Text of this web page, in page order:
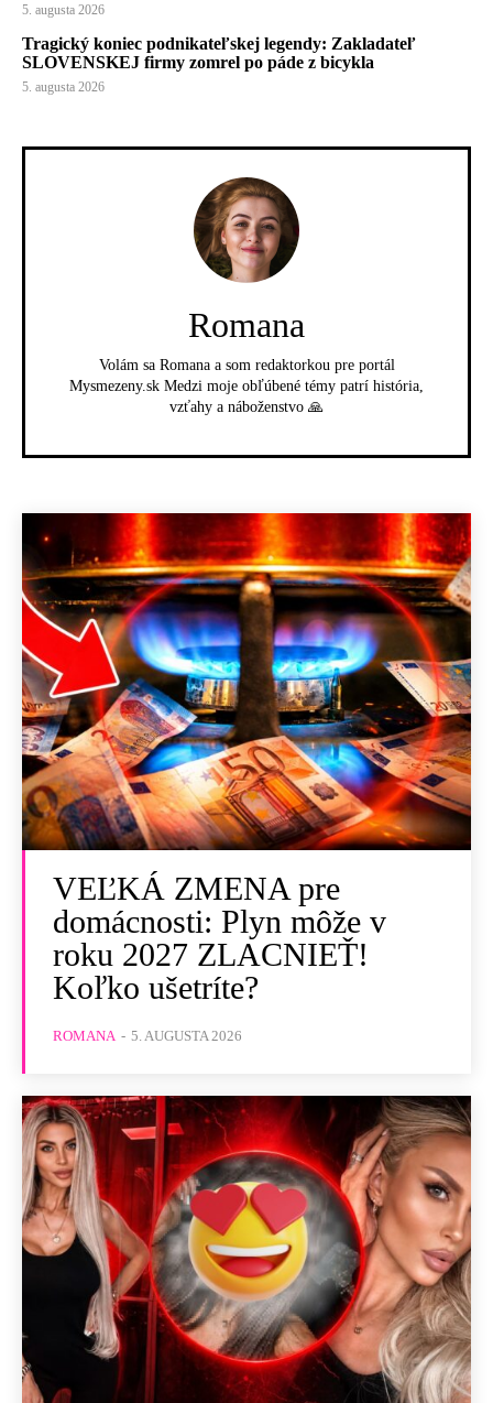
5. augusta 2026
Tragický koniec podnikateľskej legendy: Zakladateľ
SLOVENSKEJ firmy zomrel po páde z bicykla
5. augusta 2026
Romana
Volám sa Romana a som redaktorkou pre portál
Mysmezeny.sk Medzi moje obľúbené témy patrí história,
vzťahy a náboženstvo 🙏
VEĽKÁ ZMENA pre
domácnosti: Plyn môže v
roku 2027 ZLACNIEŤ!
Koľko ušetríte?
ROMANA - 5. AUGUSTA 2026